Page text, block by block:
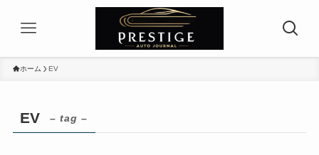
ホーム EV
EV – tag –